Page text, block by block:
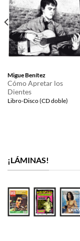
Migue Benítez
Cómo Apretar los
Dientes
Libro-Disco (CD doble)
¡LÁMINAS!